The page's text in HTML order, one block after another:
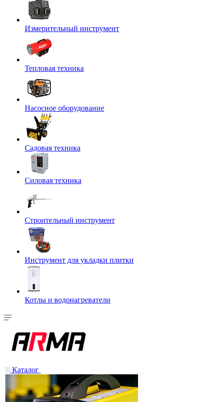
Измерительный инструмент
Тепловая техника
Насосное оборудование
Садовая техника
Силовая техника
Строительный инструмент
Инструмент для укладки плитки
Котлы и водонагреватели
Каталог